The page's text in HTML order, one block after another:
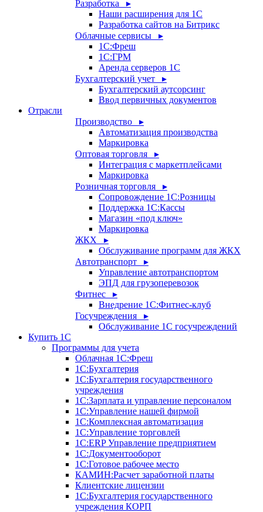
Разработка ▸
Наши расширения для 1С
Разработка сайтов на Битрикс
Облачные сервисы ▸
1С:Фреш
1С:ГРМ
Аренда серверов 1С
Бухгалтерский учет ▸
Бухгалтерский аутсорсинг
Ввод первичных документов
Отрасли
Производство ▸
Автоматизация производства
Маркировка
Оптовая торговля ▸
Интеграция с маркетплейсами
Маркировка
Розничная торговля ▸
Сопровождение 1С:Розницы
Поддержка 1С:Кассы
Магазин «под ключ»
Маркировка
ЖКХ ▸
Обслуживание программ для ЖКХ
Автотранспорт ▸
Управление автотранспортом
ЭПД для грузоперевозок
Фитнес ▸
Внедрение 1С:Фитнес-клуб
Госучреждения ▸
Обслуживание 1С госучреждений
Купить 1С
Программы для учета
Облачная 1С:Фреш
1С:Бухгалтерия
1С:Бухгалтерия государственного
учреждения
1С:Зарплата и управление персоналом
1С:Управление нашей фирмой
1С:Комплексная автоматизация
1С:Управление торговлей
1С:ERP Управление предприятием
1С:Документооборот
1C:Готовое рабочее место
КАМИН:Расчет заработной платы
Клиентские лицензии
1С:Бухгалтерия государственного
учреждения КОРП